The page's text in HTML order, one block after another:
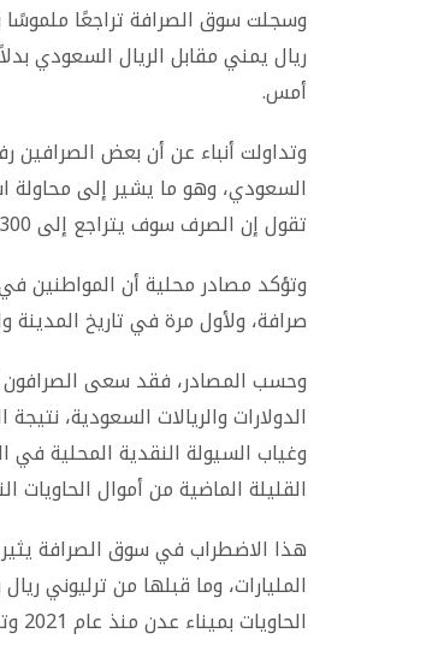
أمس.
السعودي، وهو ما يشير إلى محاولة
تقول إن الصرف سوف يتراجع إلى 300 ريال يمني للريال السعودي.
وتؤكد مصادر محلية أن
صرافة، ولأول مرة في تاريخ
وحسب المصادر، فقد سعى الصرافون
الدولارات والريالات السعودية،
وغياب السيولة النقدية المحلية في
القليلة الماضية من أموال الحاويات
هذا الاضطراب في سوق الصرافة
المليارات، وما قبلها من ترليوني
الحاويات بميناء عدن منذ عام 2021 وتم إدخالها مؤخرًا إلى خزينة البنك المركزي في عدن.